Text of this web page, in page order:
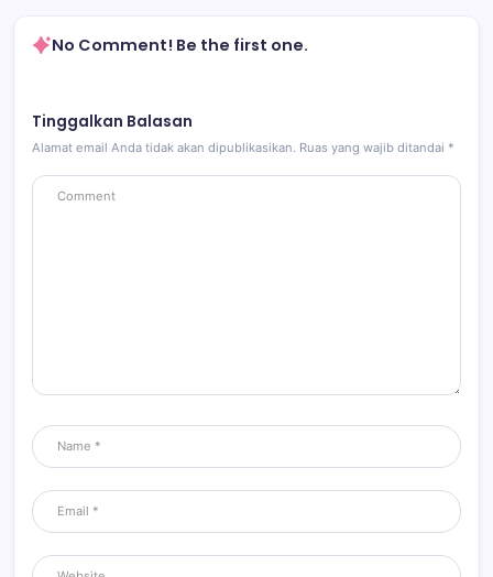
No Comment! Be the first one.
Tinggalkan Balasan
Alamat email Anda tidak akan dipublikasikan. Ruas yang wajib ditandai *